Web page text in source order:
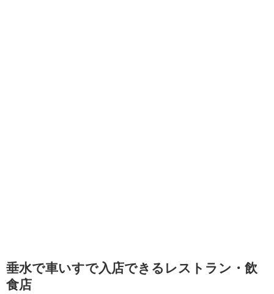
垂水で車いすで入店できるレストラン・飲
食店